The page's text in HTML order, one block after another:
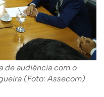
de audiência com o
(Foto: Assecom)